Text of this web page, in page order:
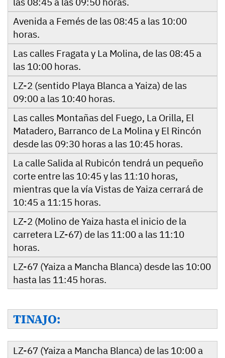
Avenida a Femés de las 08:45 a las 10:00
horas.
Las calles Fragata y La Molina, de las 08:45 a
las 10:00 horas.
LZ-2 (sentido Playa Blanca a Yaiza) de las
09:00 a las 10:40 horas.
Las calles Montañas del Fuego, La Orilla, El
Matadero, Barranco de La Molina y El Rincón
desde las 09:30 horas a las 10:45 horas.
La calle Salida al Rubicón tendrá un pequeño
corte entre las 10:45 y las 11:10 horas,
mientras que la vía Vistas de Yaiza cerrará de
10:45 a 11:15 horas.
LZ-2 (Molino de Yaiza hasta el inicio de la
carretera LZ-67) de las 11:00 a las 11:10
horas.
LZ-67 (Yaiza a Mancha Blanca) desde las 10:00
hasta las 11:45 horas.
TINAJO:
LZ-67 (Yaiza a Mancha Blanca) de las 10:00 a